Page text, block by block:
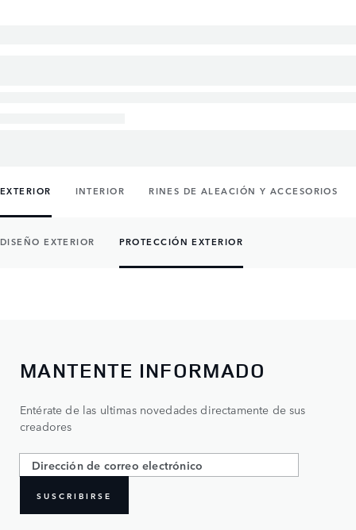
EXTERIOR INTERIOR RINES DE ALEACIÓN Y ACCESORIOS
DISEÑO EXTERIOR PROTECCIÓN EXTERIOR
MANTENTE INFORMADO
Entérate de las ultimas novedades directamente de sus
creadores
SUSCRIBIRSE